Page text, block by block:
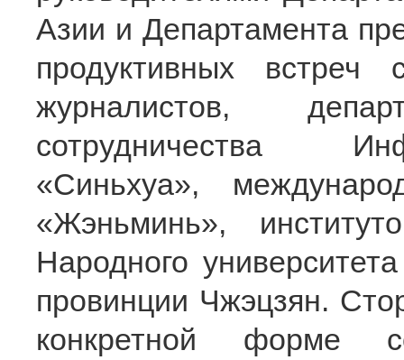
Азии и Департамента
продуктивных встреч
журналистов,
сотрудничества
«Синьхуа»,
«Жэньминь»,
Народного
провинции Чжэцзян.
конкретной форме